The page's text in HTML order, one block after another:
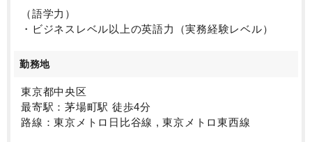
す。
（語学力）
・ビジネスレベル以上の英語力（実務経験レベル）
勤務地
東京都中央区
最寄駅：茅場町駅 徒歩4分
路線：東京メトロ日比谷線 , 東京メトロ東西線